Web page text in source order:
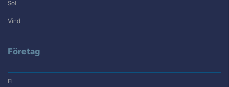
Sol
Vind
Företag
El